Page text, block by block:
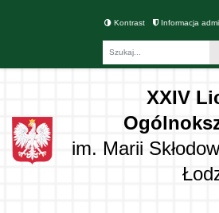
Kontrast Informacja
XXIV
im. Marii